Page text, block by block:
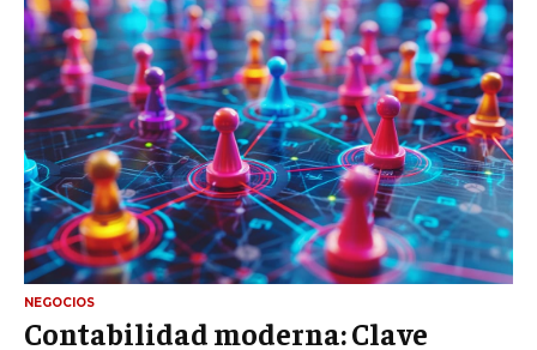
NEGOCIOS
Contabilidad moderna: Clave